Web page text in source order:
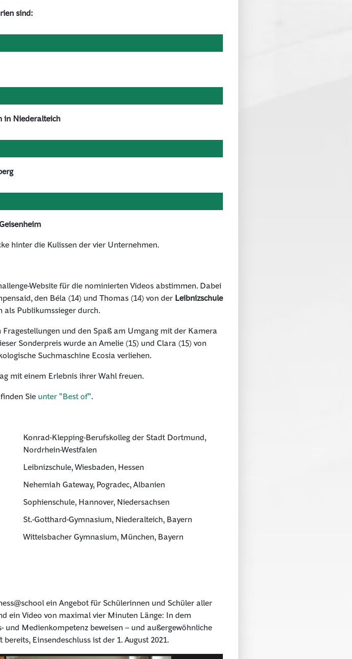
sind:
in Niederalteich
hinter die Kulissen der vier Unternehmen.
Website für die nominierten Videos abstimmen. Dabei
den Béla (14) und Thomas (14) von der Leibnizschule
als Publikumssieger durch.
und den Spaß am Umgang mit der Kamera
Sonderpreis wurde an Amelie (15) und Clara (15) von
Suchmaschine Ecosia verliehen.
mit einem Erlebnis ihrer Wahl freuen.
Sie unter "Best of".
Konrad-Klepping-Berufskolleg der Stadt Dortmund,
Nordrhein-Westfalen
Leibnizschule, Wiesbaden, Hessen
Nehemiah Gateway, Pogradec, Albanien
Sophienschule, Hannover, Niedersachsen
St.-Gotthard-Gymnasium, Niederalteich, Bayern
Wittelsbacher Gymnasium, München, Bayern
ein Angebot für Schülerinnen und Schüler aller
ein Video von maximal vier Minuten Länge: In dem
und Medien­kompetenz beweisen – und außergewöhnliche
Einsendeschluss ist der 1. August 2021.